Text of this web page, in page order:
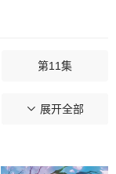
第11集
第08集
展开全部